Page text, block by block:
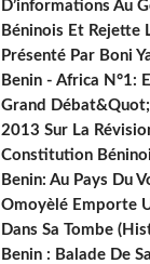
D’informations Au
Béninois Et Rejette
Présenté Par Boni
Benin - Africa N°1:
Grand
2013 Sur La
Constitution
Benin: Au Pays Du
Omoyèlé Emporte
Dans Sa Tombe
Benin : Balade De